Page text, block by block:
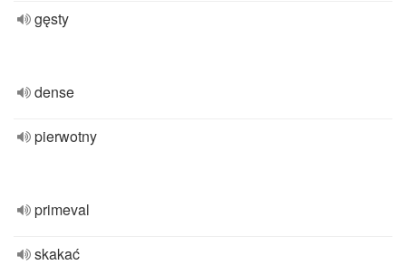
gęsty
dense
pierwotny
primeval
skakać